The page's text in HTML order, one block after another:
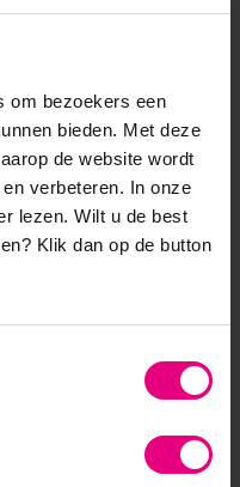
om bezoekers een
bieden. Met deze
de website wordt
verbeteren. In onze
lezen. Wilt u de best
Klik dan op de button
vervullen:
die je
onderscheiden en
je mensen
Als manager heb
de gewenste
verbetert. Als
en teams in hun
samenwerking met
Veel
en problemen op te